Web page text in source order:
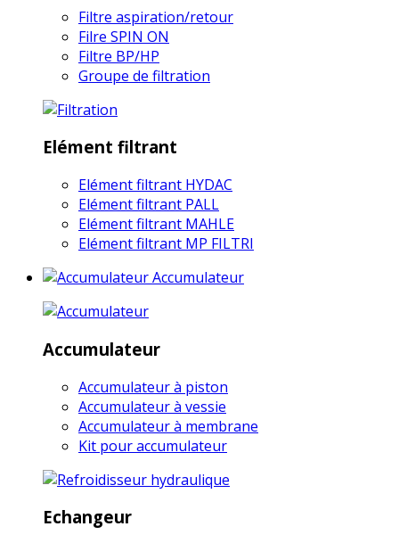
Filtre aspiration/retour
Filre SPIN ON
Filtre BP/HP
Groupe de filtration
Elément filtrant
Elément filtrant HYDAC
Elément filtrant PALL
Elément filtrant MAHLE
Elément filtrant MP FILTRI
Accumulateur
Accumulateur
Accumulateur à piston
Accumulateur à vessie
Accumulateur à membrane
Kit pour accumulateur
Echangeur